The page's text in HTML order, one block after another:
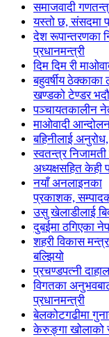
समाजवादी
यस्तो छ, संसदमा
देश रूपान्तरणका
प्रधानमन्त्री
दिम दिम री
बहुवर्षीय ठेक्काका
खण्डको टेण्डर
पञ्चायतकालीन
माओवादी
बहिनीलाई
स्वतन्त्र निजामती
अध्यक्षसहित केही
नयाँ अनलाइनका
प्रकाशक,
उसु खेलाडीलाई
दुबईमा ठगिएका
शहरी विकास
बल्झियो
प्रचण्डपत्नी
विगतका
प्रधानमन्त्री
बेलकोटगढीमा
केरुङ्गा खोलाको